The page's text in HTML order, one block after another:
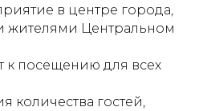
в центре города,
жителями Центральном
к посещению для всех
количества гостей,